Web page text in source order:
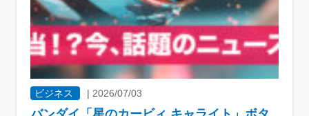
ビジネス |2026/07/03